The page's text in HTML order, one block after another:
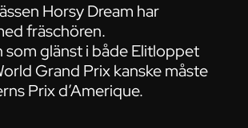
Horsy Dream har
fräschören.
som glänst i både Elitloppet
Grand Prix kanske måste
Prix d’Amerique.